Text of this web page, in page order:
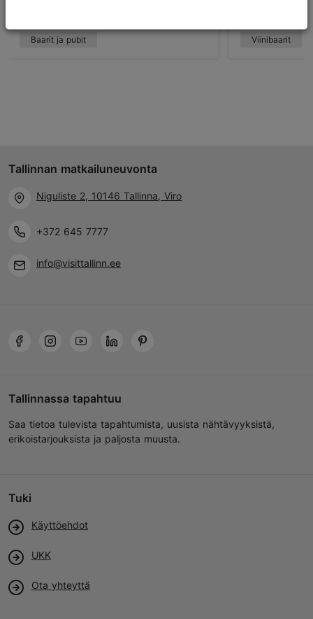
Baarit ja pubit Viinibaarit
Tallinnan matkailuneuvonta
Niguliste 2, 10146 Tallinna, Viro
+372 645 7777
info@visittallinn.ee
Tallinnassa tapahtuu
Saa tietoa tulevista tapahtumista, uusista nähtävyyksistä,
erikoistarjouksista ja paljosta muusta.
Tuki
Käyttöehdot
UKK
Ota yhteyttä